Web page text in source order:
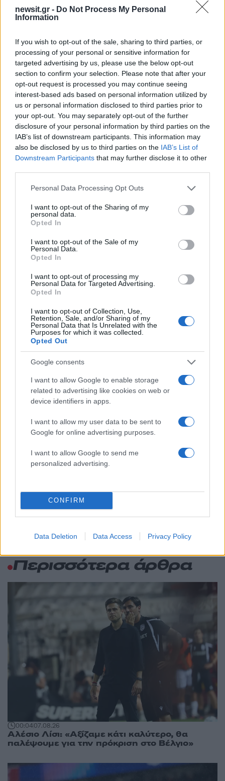
newsit.gr - Do Not Process My Personal
Information
If you wish to opt-out of the sale, sharing to third parties, or
processing of your personal or sensitive information for
targeted advertising by us, please use the below opt-out
section to confirm your selection. Please note that after your
opt-out request is processed you may continue seeing
interest-based ads based on personal information utilized by
us or personal information disclosed to third parties prior to
your opt-out. You may separately opt-out of the further
disclosure of your personal information by third parties on the
IAB’s list of downstream participants. This information may
also be disclosed by us to third parties on the IAB’s List of
Downstream Participants that may further disclose it to other
Please note that this website/app uses one or more Google
not limited to your visit or usage behaviour. You may click to
grant or deny consent to Google and its third-party tags to
use your data for below specified purposes in below Google
consent section.
Personal Data Processing Opt Outs
I want to opt-out of the Sharing of my
personal data.
Opted In
I want to opt-out of the Sale of my
Personal Data.
Opted In
I want to opt-out of processing my
Personal Data for Targeted Advertising.
Opted In
I want to opt-out of Collection, Use,
Retention, Sale, and/or Sharing of my
Personal Data that Is Unrelated with the
Purposes for which it was collected.
Opted Out
Google consents
I want to allow Google to enable storage
related to advertising like cookies on web or
device identifiers in apps.
I want to allow my user data to be sent to
Google for online advertising purposes.
I want to allow Google to send me
personalized advertising.
CONFIRM
Data Deletion Data Access Privacy Policy
Πιο δημοφιλή
1 Έφυγαν οι συνεργάτες, μένει η Μαρία
Καρυστιανού - Η επόμενη μέρα για την
«Ελπίδα για τη Δημοκρατία»
2Συγκίνηση στο τελευταίο αντίο στον Λάκη
Χαλκιά: Με την «Φάμπρικα», λαούτο και
κλαρίνα αποχαιρέτησαν την εμβληματική
φωνή της μεταπολίτευσης
Ποιος είναι ο ελληνοκύπριος Sir Ντέμης
Χασάμπης: Από το σκάκι, στο Νόμπελ
φωτογραφία για την επέτειο θανάτου της
αδελφής του, Λένας
φωτιές σε Αττική και Βοιωτία: «Από τα
ισχυρότερα επεισόδια των τελευταίων 50
χρόνων»
Πιο σχολιασμένα
Μητσοτάκης στην υπογραφή συμφωνίας
για την ηλεκτρική διασύνδεση Ελλάδας –
Κύπρου: «Ισχυρή ψήφος εμπιστοσύνης» η
είσοδος της Meridiam στην GSI
κατασκευή του αεροσκάφους που θα
επιχειρεί και τη νύχτα στα μέτωπα της
φωτιάς
Αυγερινός, Μουτσάτσου και ακόμη 20
πρώην στελέχη κατά Καρυστιανού: «Δεν
αποχωρήσαμε για καρέκλες», αιχμές για
«συγκεντρωτικό μοντέλο»
καταστροφικό πέρασμα της φωτιάς –
Ξεκίνησε η αυτοψία στα καμένα σπίτια
Ουκρανό τουρίστα
Περισσότερα άρθρα
00:0407.08.26
Αλέσιο Λίσι: «Αξίζαμε κάτι καλύτερο, θα
παλέψουμε για την πρόκριση στο Βέλγιο»